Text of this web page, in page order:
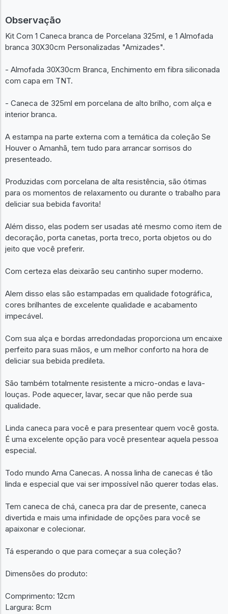
Observação
Kit Com 1 Caneca branca de Porcelana 325ml, e 1 Almofada
branca 30X30cm Personalizadas "Amizades".
- Almofada 30X30cm Branca, Enchimento em fibra siliconada
com capa em TNT.
- Caneca de 325ml em porcelana de alto brilho, com alça e
interior branca.
A estampa na parte externa com a temática da coleção Se
Houver o Amanhã, tem tudo para arrancar sorrisos do
presenteado.
Produzidas com porcelana de alta resistência, são ótimas
para os momentos de relaxamento ou durante o trabalho para
deliciar sua bebida favorita!
Além disso, elas podem ser usadas até mesmo como item de
decoração, porta canetas, porta treco, porta objetos ou do
jeito que você preferir.
Com certeza elas deixarão seu cantinho super moderno.
Alem disso elas são estampadas em qualidade fotográfica,
cores brilhantes de excelente qualidade e acabamento
impecável.
Com sua alça e bordas arredondadas proporciona um encaixe
perfeito para suas mãos, e um melhor conforto na hora de
deliciar sua bebida predileta.
São também totalmente resistente a micro-ondas e lava-
louças. Pode aquecer, lavar, secar que não perde sua
qualidade.
Linda caneca para você e para presentear quem você gosta.
É uma excelente opção para você presentear aquela pessoa
especial.
Todo mundo Ama Canecas. A nossa linha de canecas é tão
linda e especial que vai ser impossível não querer todas elas.
Tem caneca de chá, caneca pra dar de presente, caneca
divertida e mais uma infinidade de opções para você se
apaixonar e colecionar.
Tá esperando o que para começar a sua coleção?
Dimensões do produto:
Comprimento: 12cm
Largura: 8cm